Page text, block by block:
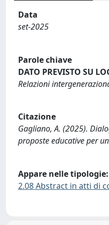
Data
set-2025
Parole chiave
DATO PREVISTO SU
Relazioni
Citazione
Gagliano, A. (2025).
proposte educative per
Appare nelle tipologie:
2.08 Abstract in atti di